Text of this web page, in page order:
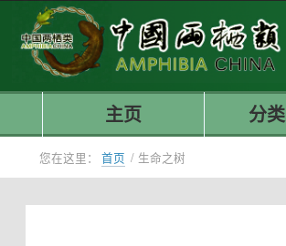
主页 分
您在这里： 首页 / 生命之树